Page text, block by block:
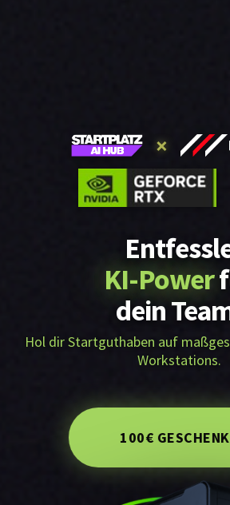
×
KI-Power
dein
Hol dir Startguthaben auf
Workstations.
100€